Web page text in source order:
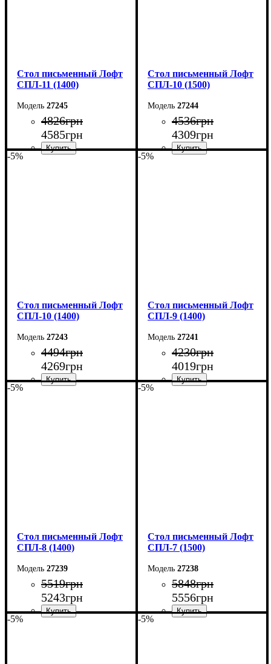
Стол письменный Лофт
СПЛ-11 (1400)
27245
4826грн
4585грн
Стол письменный Лофт
СПЛ-10 (1500)
27244
4536грн
4309грн
-5%
Стол письменный Лофт
СПЛ-10 (1400)
27243
4494грн
4269грн
-5%
Стол письменный Лофт
СПЛ-9 (1400)
27241
4230грн
4019грн
-5%
Стол письменный Лофт
СПЛ-8 (1400)
27239
5519грн
5243грн
-5%
Стол письменный Лофт
СПЛ-7 (1500)
27238
5848грн
5556грн
-5% -5%